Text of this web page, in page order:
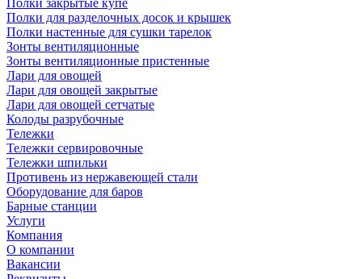
Полки закрытые купе
Полки для разделочных досок и крышек
Полки настенные для сушки тарелок
Зонты вентиляционные
Зонты вентиляционные пристенные
Лари для овощей
Лари для овощей закрытые
Лари для овощей сетчатые
Колоды разрубочные
Тележки
Тележки сервировочные
Тележки шпильки
Противень из нержавеющей стали
Оборудование для баров
Барные станции
Услуги
Компания
О компании
Вакансии